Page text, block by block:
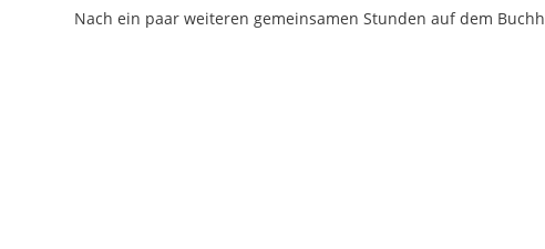
Nach ein paar weiteren gemeinsamen Stunden auf dem